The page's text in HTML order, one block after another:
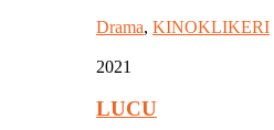
Drama, KINOKLIKERI
2021
LUCU